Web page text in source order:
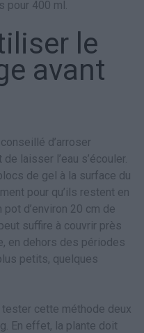
pour 400 ml.
le
avant
d’arroser
laisser l’eau s’écouler.
de gel à la surface du
pour qu’ils restent en
d’environ 20 cm de
suffire à couvrir près
en dehors des périodes
petits, quelques
cette méthode deux
En effet, la plante doit